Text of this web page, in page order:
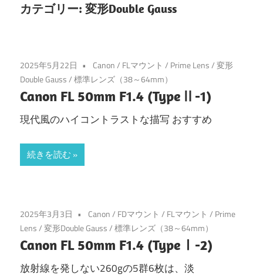
カテゴリー: 変形Double Gauss
2025年5月22日 Canon/ FLマウント / Prime Lens/変形
Double Gauss/標準レンズ（38～64mm）
Canon FL 50mm F1.4 (TypeⅡ-1)
現代風のハイコントラストな描写 おすすめ
続きを読む
2025年3月3日 Canon/ FDマウント / FLマウント / Prime
Lens/変形Double Gauss/標準レンズ（38～64mm）
Canon FL 50mm F1.4 (TypeⅠ-2)
放射線を発しない260gの5群6枚は、淡